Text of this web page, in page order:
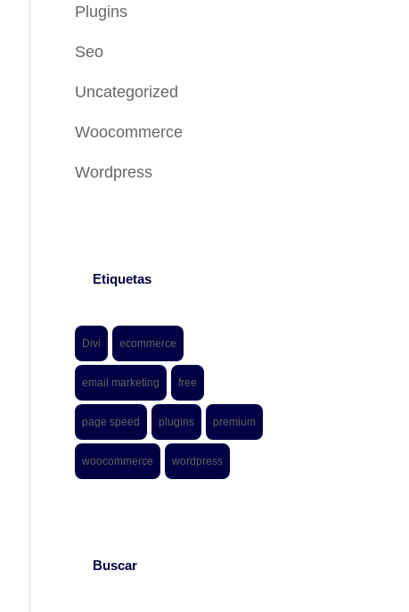
Plugins
Seo
Uncategorized
Woocommerce
Wordpress
Etiquetas
Divi ecommerce
email marketing free
page speed plugins premium
woocommerce wordpress
Buscar